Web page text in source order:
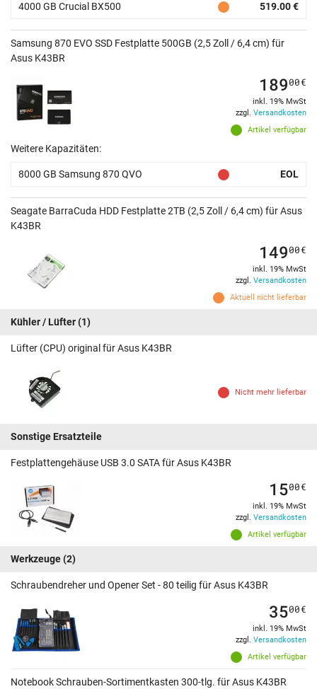
4000 GB Crucial BX500 519.00 €
Samsung 870 EVO SSD Festplatte 500GB (2,5 Zoll / 6,4 cm) für
Asus K43BR
Artikel verfügbar
18900€
inkl. 19% MwSt
zzgl. Versandkosten
Weitere Kapazitäten:
8000 GB Samsung 870 QVO EOL
Seagate BarraCuda HDD Festplatte 2TB (2,5 Zoll / 6,4 cm) für Asus
K43BR
Aktuell nicht lieferbar
14900€
inkl. 19% MwSt
zzgl. Versandkosten
Kühler / Lüfter(1)
Lüfter (CPU) original für Asus K43BR
Nicht mehr lieferbar
Sonstige Ersatzteile
Festplattengehäuse USB 3.0 SATA für Asus K43BR
Artikel verfügbar
1500€
inkl. 19% MwSt
zzgl. Versandkosten
Werkzeuge(2)
Schraubendreher und Opener Set - 80 teilig für Asus K43BR
Artikel verfügbar
3500€
inkl. 19% MwSt
zzgl. Versandkosten
Notebook Schrauben-Sortimentkasten 300-tlg. für Asus K43BR